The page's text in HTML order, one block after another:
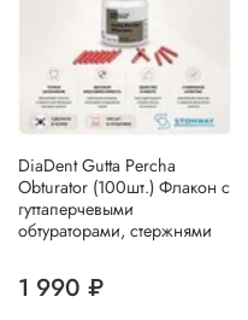
DiaDent Gutta Percha
Obturator (100шт.) Флакон с
гуттаперчевыми
обтураторами, стержнями
1 990 ₽